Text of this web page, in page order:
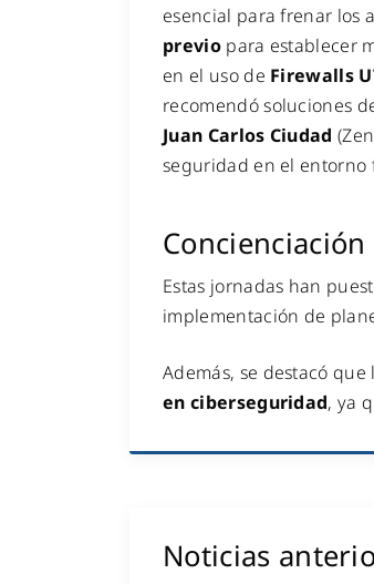
esencial para frenar los
previopara establecer
en el uso de Firewalls
recomendó soluciones
Juan Carlos Ciudad
seguridad en el entorno
Estas jornadas han
implementación de
Además, se destacó que
en ciberseguridad, ya
Noticias